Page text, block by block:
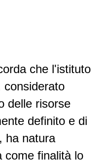
che l'istituto
considerato
delle risorse
definito e di
ha natura
come finalità lo